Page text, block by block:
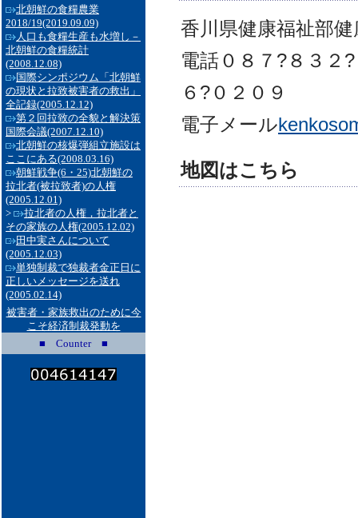
北朝鮮の食糧農業
2018/19(2019.09.09)
人口も食糧生産も水増し－
北朝鮮の食糧統計
(2008.12.08)
国際シンポジウム「北朝鮮
の現状と拉致被害者の救出」
全記録(2005.12.12)
第２回拉致の全貌と解決策
国際会議(2007.12.10)
北朝鮮の核爆弾組立施設は
ここにある(2008.03.16)
朝鮮戦争(6・25)北朝鮮の
拉北者(被拉致者)の人権
(2005.12.01)
>
拉北者の人権，拉北者と
その家族の人権(2005.12.02)
田中実さんについて
(2005.12.03)
単独制裁で独裁者金正日に
正しいメッセージを送れ
(2005.02.14)
被害者・家族救出のために今
こそ経済制裁発動を
■ Counter ■
香川県健康福祉部
電話０８７?８３
６?０２０９
電子メール
地図はこちら